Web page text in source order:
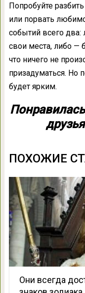
Попробуйте
или порвать
событий всего два:
свои места, либо —
что ничего не
призадуматься. Но
будет ярким.
ПОХОЖИЕ
Они всегда